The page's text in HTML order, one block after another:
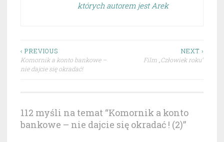
których autorem jest Arek
Nawigacja
wpisu
‹ PREVIOUS
Komornik a konto bankowe –
nie dajcie się okradać!
NEXT ›
Film „Człowiek roku”
112 myśli na temat “Komornik a konto
bankowe – nie dajcie się okradać ! (2)”